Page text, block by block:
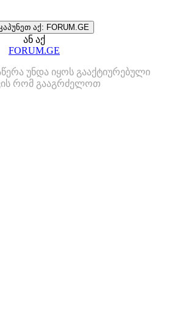
აქ: FORUM.GE
ან აქ
FORUM.GE
უნდა იყოს გააქტიურებული
რომ გააგრძელოთ